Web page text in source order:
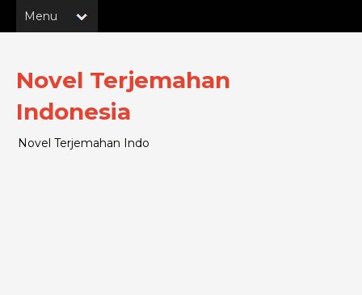
Novel Terjemahan
Indonesia
Novel Terjemahan Indo